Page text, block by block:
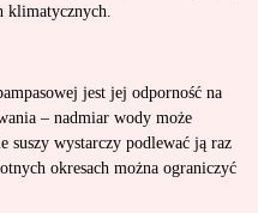
klimatycznych.
jest jej odporność na
– nadmiar wody może
suszy wystarczy podlewać ją raz
okresach można ograniczyć